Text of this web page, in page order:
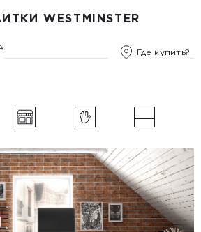
WESTMINSTER
Где купить?